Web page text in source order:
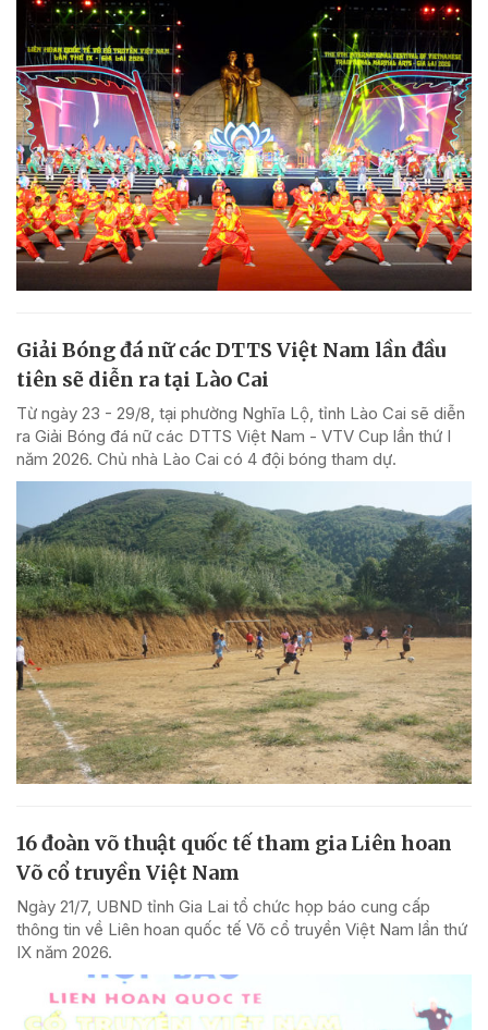
Giải Bóng đá nữ các DTTS Việt Nam lần đầu
tiên sẽ diễn ra tại Lào Cai
Từ ngày 23 - 29/8, tại phường Nghĩa Lộ, tỉnh Lào Cai sẽ diễn
ra Giải Bóng đá nữ các DTTS Việt Nam - VTV Cup lần thứ I
năm 2026. Chủ nhà Lào Cai có 4 đội bóng tham dự.
16 đoàn võ thuật quốc tế tham gia Liên hoan
Võ cổ truyền Việt Nam
Ngày 21/7, UBND tỉnh Gia Lai tổ chức họp báo cung cấp
thông tin về Liên hoan quốc tế Võ cổ truyền Việt Nam lần thứ
IX năm 2026.